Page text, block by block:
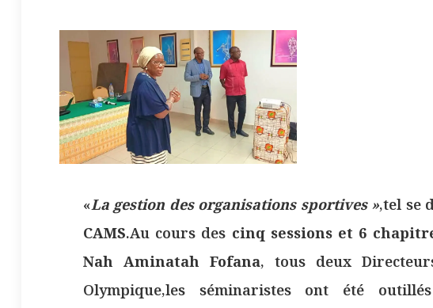
«La gestion des organisations sportives»,tel se
CAMS.Au cours des cinq sessions et 6
Nah Aminatah Fofana, tous deux
Olympique,les séminaristes ont été